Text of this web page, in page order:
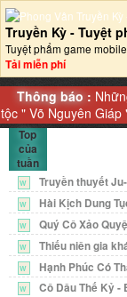
Truyền Kỳ - Tuyệt
Tuyệt phẩm game
Tải miễn phí
Thông báo :
tộc "Võ Nguyên Giáp
Top
của
tuần
W Truyền thuyết
W Hài Kịch Dung
W Quý Cô Xảo
W Thiếu niên gia
W Hạnh Phúc Có
W Cô Dâu Thế Kỷ -